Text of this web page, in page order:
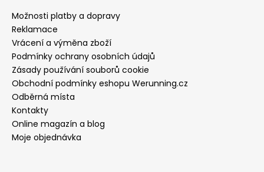
Možnosti platby a dopravy
Reklamace
Vrácení a výměna zboží
Podmínky ochrany osobních údajů
Zásady používání souborů cookie
Obchodní podmínky eshopu Werunning.cz
Odběrná místa
Kontakty
Online magazín a blog
Moje objednávka